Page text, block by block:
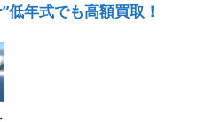
低年式でも高額買取！